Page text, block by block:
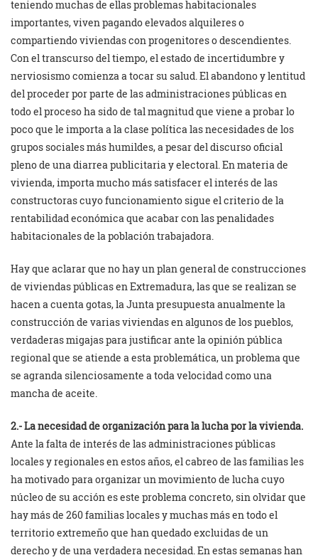
teniendo muchas de ellas problemas habitacionales
importantes, viven pagando elevados alquileres o
compartiendo viviendas con progenitores o descendientes.
Con el transcurso del tiempo, el estado de incertidumbre y
nerviosismo comienza a tocar su salud. El abandono y lentitud
del proceder por parte de las administraciones públicas en
todo el proceso ha sido de tal magnitud que viene a probar lo
poco que le importa a la clase política las necesidades de los
grupos sociales más humildes, a pesar del discurso oficial
pleno de una diarrea publicitaria y electoral. En materia de
vivienda, importa mucho más satisfacer el interés de las
constructoras cuyo funcionamiento sigue el criterio de la
rentabilidad económica que acabar con las penalidades
habitacionales de la población trabajadora.
Hay que aclarar que no hay un plan general de construcciones
de viviendas públicas en Extremadura, las que se realizan se
hacen a cuenta gotas, la Junta presupuesta anualmente la
construcción de varias viviendas en algunos de los pueblos,
verdaderas migajas para justificar ante la opinión pública
regional que se atiende a esta problemática, un problema que
se agranda silenciosamente a toda velocidad como una
mancha de aceite.
2.- La necesidad de organización para la lucha por la vivienda.
Ante la falta de interés de las administraciones públicas
locales y regionales en estos años, el cabreo de las familias les
ha motivado para organizar un movimiento de lucha cuyo
núcleo de su acción es este problema concreto, sin olvidar que
hay más de 260 familias locales y muchas más en todo el
territorio extremeño que han quedado excluidas de un
derecho y de una verdadera necesidad. En estas semanas han